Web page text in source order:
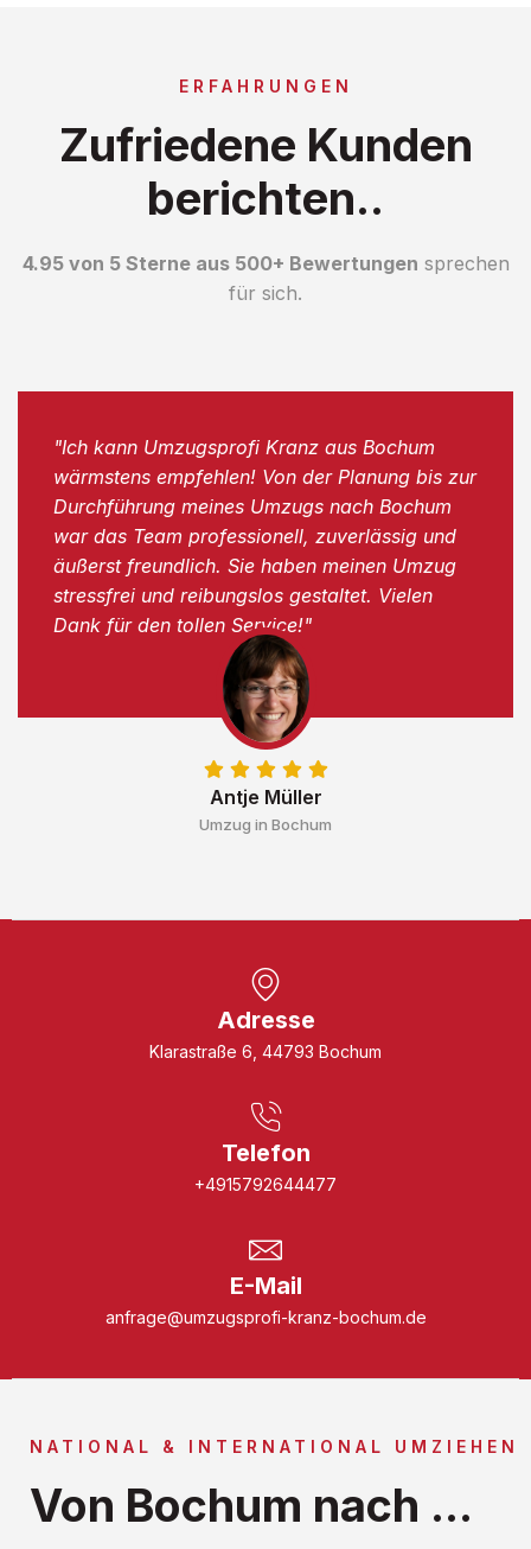
ERFAHRUNGEN
Zufriedene Kunden
berichten..
4.95 von 5 Sterne aus 500+ Bewertungen sprechen
für sich.
Antje Müller
Umzug in Bochum
"Ich kann Umzugsprofi Kranz aus Bochum
wärmstens empfehlen! Von der Planung bis zur
Durchführung meines Umzugs nach Bochum
war das Team professionell, zuverlässig und
äußerst freundlich. Sie haben meinen Umzug
stressfrei und reibungslos gestaltet. Vielen
Dank für den tollen Service!"
Adresse
Klarastraße 6, 44793 Bochum
Telefon
+4915792644477
E-Mail
anfrage@umzugsprofi-kranz-bochum.de
NATIONAL & INTERNATIONAL UMZIEHEN
Von Bochum nach ...